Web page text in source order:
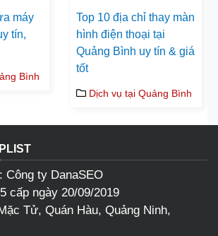
máy
tín,
Bình
Top 10 địa chỉ thay màn
hình điện thoại tại
Quảng Bình uy tín & giá
tốt
Dịch vụ tại Quảng Bình
ty DanaSEO
cấp ngày 20/09/2019
Tử, Quán Hàu, Quảng Ninh,